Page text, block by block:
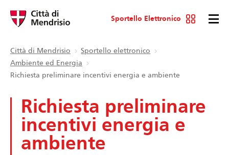
Sportello Elettronico
Città di Mendrisio
Sportello elettronico
Ambiente ed Energia
Richiesta preliminare incentivi energia e ambiente
Richiesta preliminare
incentivi energia e
ambiente